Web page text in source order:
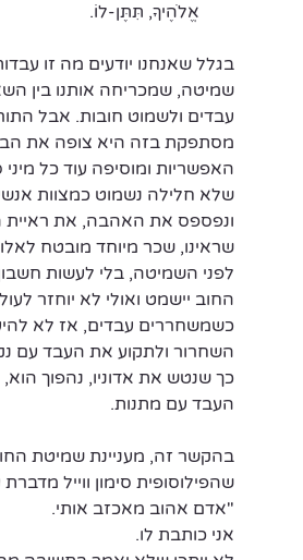
אֱלֹהֶיךָ, תִּתֶּן-לוֹ.
בגלל שאנחנו יודעים מה זו
שמיטה, שמכריחה אותנו בין
עבדים ולשמוט חובות. אבל
מסתפקת בזה היא צופה את
האפשריות ומוסיפה עוד כל מיני
שלא חלילה נשמוט כמצוות
ונפספס את האהבה, את ראיית
שראינו, שכר מיוחד מובטח
לפני השמיטה, בלי לעשות
החוב יישמט ואולי לא יוחזר
כשמשחררים עבדים, אז לא
השחרור ולתקוע את העבד עם
כך שנטש את אדוניו, נהפוך
העבד עם מתנות.
בהקשר זה, מעניינת שמיטת
שהפילוסופית סימון ווייל
"אדם אהוב מאכזב אותי.
אני כותבת לו.